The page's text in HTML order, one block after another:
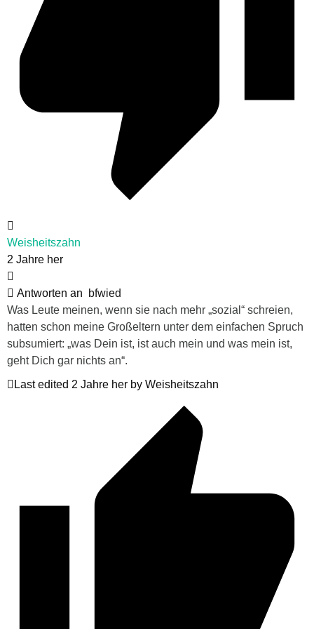
Weisheitszahn
2 Jahre her
Antworten an
bfwied
Was Leute meinen, wenn sie nach mehr „sozial“ schreien,
hatten schon meine Großeltern unter dem einfachen Spruch
subsumiert: „was Dein ist, ist auch mein und was mein ist,
geht Dich gar nichts an“.
Last edited 2 Jahre her by Weisheitszahn